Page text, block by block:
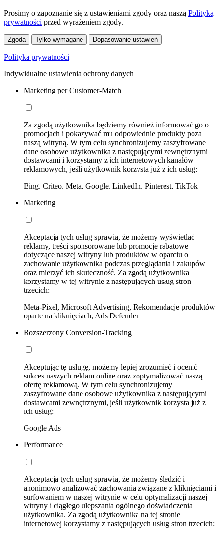
Prosimy o zapoznanie się z ustawieniami zgody oraz naszą Polityką
prywatności przed wyrażeniem zgody.
Zgoda Tylko wymagane Dopasowanie ustawień
Polityka prywatności
Indywidualne ustawienia ochrony danych
Marketing per Customer-Match
Za zgodą użytkownika będziemy również informować go o
promocjach i pokazywać mu odpowiednie produkty poza
naszą witryną. W tym celu synchronizujemy zaszyfrowane
dane osobowe użytkownika z następującymi zewnętrznymi
dostawcami i korzystamy z ich internetowych kanałów
reklamowych, jeśli użytkownik korzysta już z ich usług:
Bing, Criteo, Meta, Google, LinkedIn, Pinterest, TikTok
Marketing
Akceptacja tych usług sprawia, że możemy wyświetlać
reklamy, treści sponsorowane lub promocje rabatowe
dotyczące naszej witryny lub produktów w oparciu o
zachowanie użytkownika podczas przeglądania i zakupów
oraz mierzyć ich skuteczność. Za zgodą użytkownika
korzystamy w tej witrynie z następujących usług stron
trzecich:
Meta-Pixel, Microsoft Advertising, Rekomendacje produktów
oparte na kliknięciach, Ads Defender
Rozszerzony Conversion-Tracking
Akceptując tę usługę, możemy lepiej zrozumieć i ocenić
sukces naszych reklam online oraz zoptymalizować naszą
ofertę reklamową. W tym celu synchronizujemy
zaszyfrowane dane osobowe użytkownika z następującymi
dostawcami zewnętrznymi, jeśli użytkownik korzysta już z
ich usług:
Google Ads
Performance
Akceptacja tych usług sprawia, że możemy śledzić i
anonimowo analizować zachowania związane z kliknięciami i
surfowaniem w naszej witrynie w celu optymalizacji naszej
witryny i ciągłego ulepszania ogólnego doświadczenia
użytkownika. Za zgodą użytkownika na tej stronie
internetowej korzystamy z następujących usług stron trzecich: